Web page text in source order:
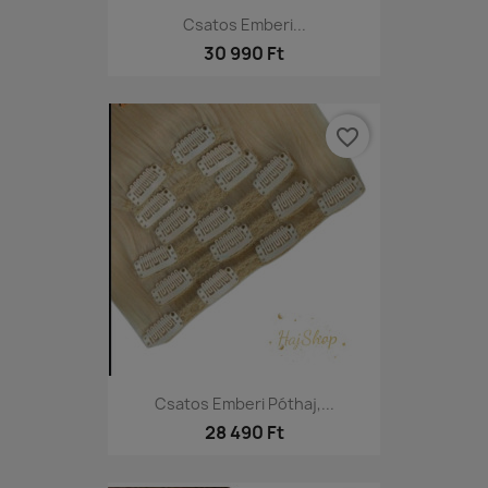
Csatos Emberi...
30 990 Ft
Csatos Emberi Póthaj,...
28 490 Ft
favorite_border